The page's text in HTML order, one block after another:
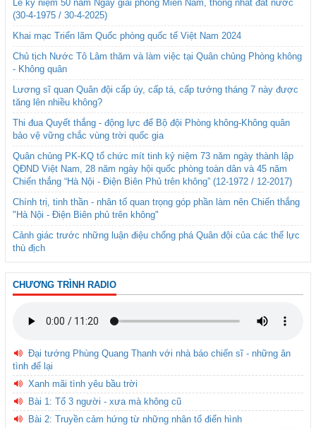
Lễ kỷ niệm 50 năm Ngày giải phóng Miền Nam, thống nhất đất nước
(30-4-1975 / 30-4-2025)
Khai mạc Triển lãm Quốc phòng quốc tế Việt Nam 2024
Chủ tịch Nước Tô Lâm thăm và làm việc tại Quân chủng Phòng không
- Không quân
Lương sĩ quan Quân đội cấp úy, cấp tá, cấp tướng tháng 7 này được
tăng lên nhiều không?
Thi đua Quyết thắng - động lực để Bộ đội Phòng không-Không quân
bảo vệ vững chắc vùng trời quốc gia
Quân chủng PK-KQ tổ chức mít tinh kỷ niệm 73 năm ngày thành lập
QĐND Việt Nam, 28 năm ngày hội quốc phòng toàn dân và 45 năm
Chiến thắng “Hà Nội - Điện Biên Phủ trên không” (12-1972 / 12-2017)
Chính trị, tinh thần - nhân tố quan trọng góp phần làm nên Chiến thắng
"Hà Nội - Điện Biên phủ trên không"
Cảnh giác trước những luận điệu chống phá Quân đội của các thế lực
thù địch
CHƯƠNG TRÌNH RADIO
Đại tướng Phùng Quang Thanh với nhà báo chiến sĩ - những ân
tình để lại
Xanh mãi tình yêu bầu trời
Bài 1: Tổ 3 người - xưa mà không cũ
Bài 2: Truyền cảm hứng từ những nhân tố điển hình